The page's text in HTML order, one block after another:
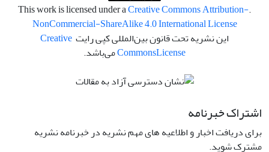
.This work is licensed under a
Creative Commons Attribution-
NonCommercial-ShareAlike 4.0 International License
این نشریه تحت قانون بین‌المللی کپی رایت Creative
CommonsLicense می‌باشد.
اشتراک خبرنامه
برای دریافت اخبار و اطلاعیه های مهم نشریه در خبرنامه نشریه
مشترک شوید.